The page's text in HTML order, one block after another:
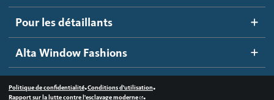
Stores à enrouleur
Stores à bandes
Stores translucides
Stores en bois
Galerie d'inspiration
Devenir un détaillant
Accès détaillant
Contactez-nous
Pour les détaillants
Alta Window Fashions
Politique de confidentialité•Conditions d'utilisation•
Rapport sur la lutte contre l'esclavage moderne •